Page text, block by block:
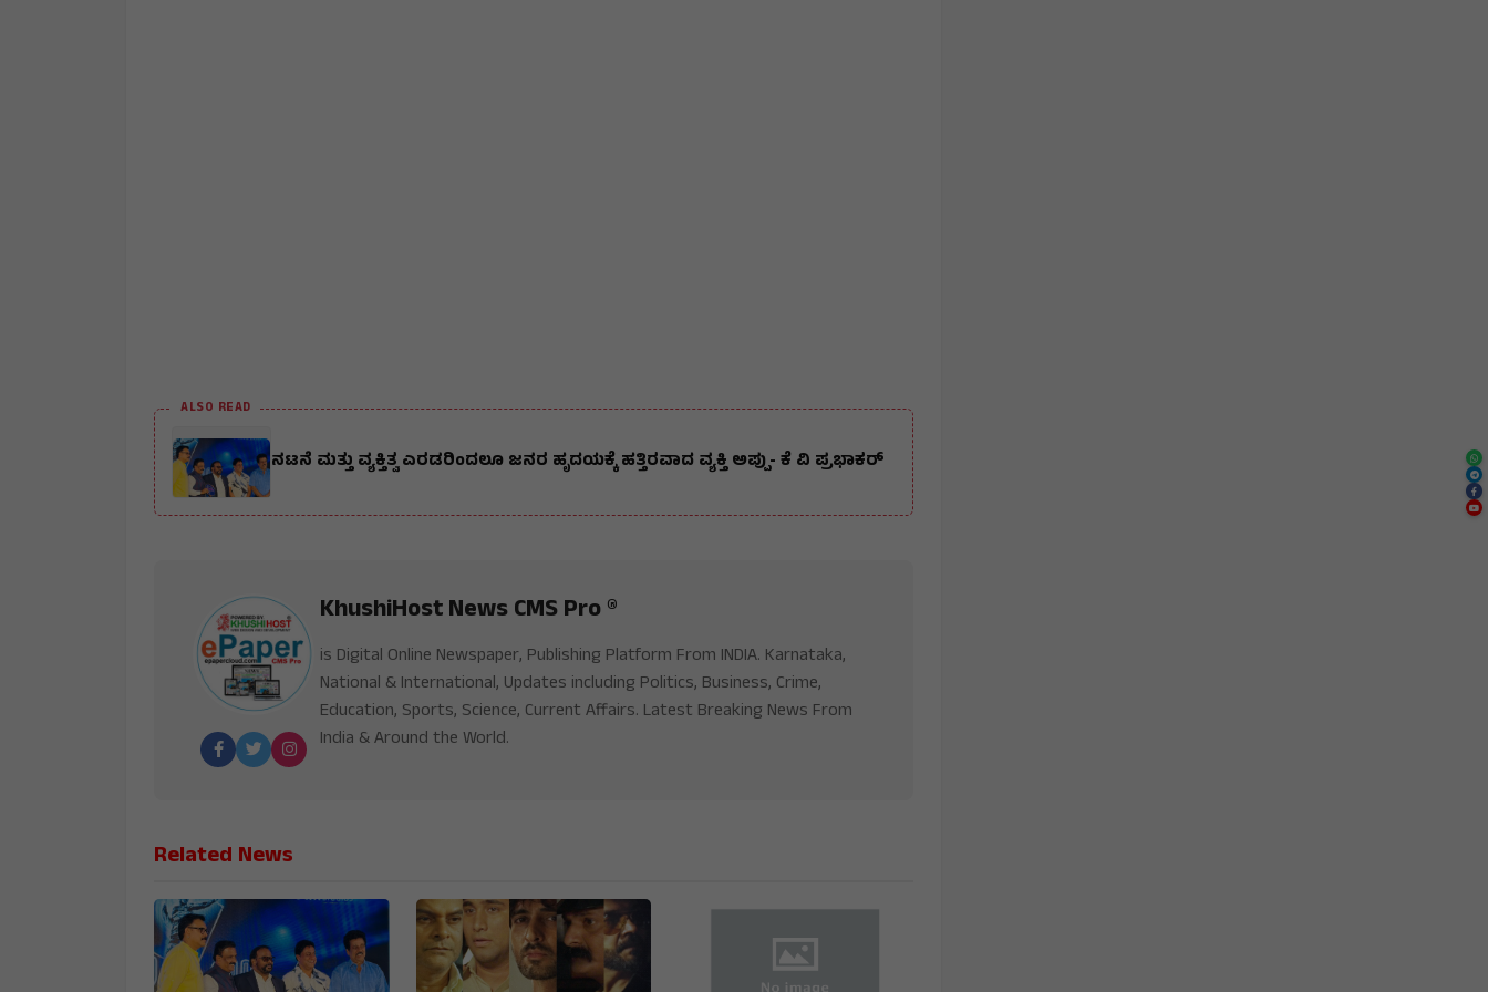
ALSO READ
ನಟನೆ ಮತ್ತು ವ್ಯಕ್ತಿತ್ವ ಎರಡರಿಂದಲೂ ಜನರ ಹೃದಯಕ್ಕೆ ಹತ್ತಿರವಾದ ವ್ಯಕ್ತಿ ಅಪ್ಪು- ಕೆ ವಿ ಪ್ರಭಾಕರ್
KhushiHost News CMS Pro ®
is Digital Online Newspaper, Publishing Platform From INDIA. Karnataka,
National & International, Updates including Politics, Business, Crime,
Education, Sports, Science, Current Affairs. Latest Breaking News From
India & Around the World.
Related News